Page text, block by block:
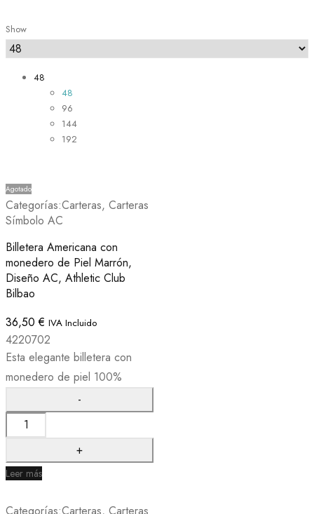
Show
48
48
96
144
192
Agotado
Categorías:Carteras, Carteras
Símbolo AC
Billetera Americana con
monedero de Piel Marrón,
Diseño AC, Athletic Club
Bilbao
36,50€ IVA Incluido
4220702
Esta elegante billetera con
monedero de piel 100%
Leer más